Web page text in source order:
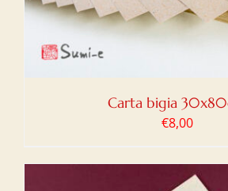
Carta bigia
€8,00